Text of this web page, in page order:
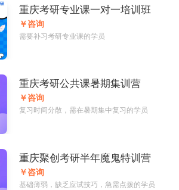
重庆考研专业课一对一培训班
￥咨询
需要补习考研专业课的学员
重庆考研公共课暑期集训营
￥咨询
复习时间分散，需在暑期集中复习的学员
重庆聚创考研半年魔鬼特训营
￥咨询
基础薄弱，缺乏应试技巧，急需点拨的学员